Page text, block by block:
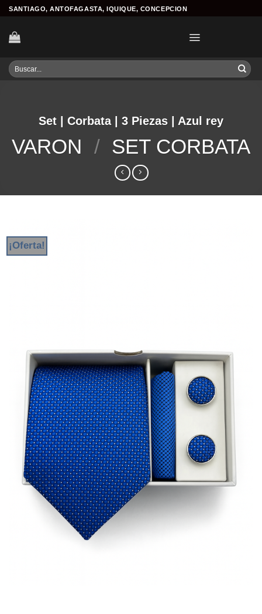
Skip
content
SANTIAGO, ANTOFAGASTA, IQUIQUE, CONCEPCION
Buscar
por:
Set | Corbata | 3 Piezas | Azul rey
VARON / SET CORBATA
¡Oferta!